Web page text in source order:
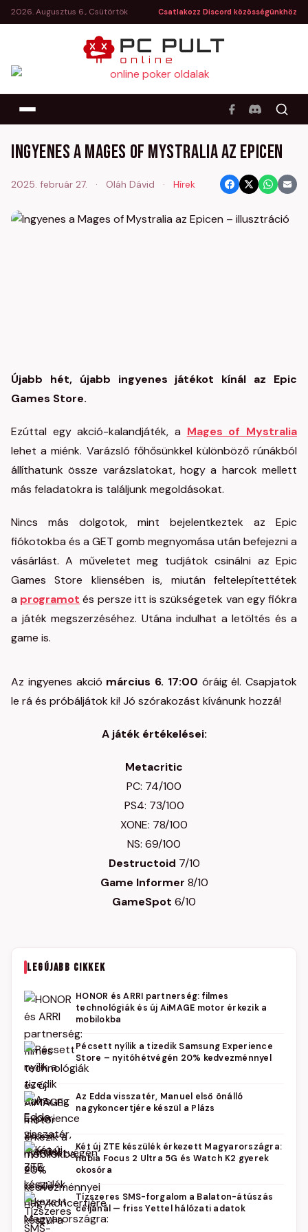
2026. Augusztus 6., Csütörtök Csatlakozz Discord közösségünkhöz
Ingyenes a Mages of Mystralia az Epicen
2025. február 27. · Oláh Dávid · Hírek
Újabb hét, újabb ingyenes játékot kínál az Epic
Games Store.
Ezúttal egy akció-kalandjáték, a Mages of Mystralia
lehet a miénk. Varázsló főhősünkkel különböző rúnákból
állíthatunk össze varázslatokat, hogy a harcok mellett
más feladatokra is találjunk megoldásokat.
Nincs más dolgotok, mint bejelentkeztek az Epic
fiókotokba és a GET gomb megnyomása után befejezni a
vásárlást. A műveletet meg tudjátok csinálni az Epic
Games Store kliensében is, miután feltelepítettétek
a programot és persze itt is szükségetek van egy fiókra
a játék megszerzéséhez. Utána indulhat a letöltés és a
game is.
Az ingyenes akció március 6. 17:00 óráig él. Csapjatok
le rá és próbáljátok ki! Jó szórakozást kívánunk hozzá!
A játék értékelései:
Metacritic
PC: 74/100
PS4: 73/100
XONE: 78/100
NS: 69/100
Destructoid 7/10
Game Informer 8/10
GameSpot 6/10
LEGÚJABB CIKKEK
HONOR és ARRI partnerség: filmes
technológiák és új AiMAGE motor érkezik a
mobilokba
Pécsett nyílik a tizedik Samsung Experience
Store – nyitóhétvégén 20% kedvezménnyel
Az Edda visszatér, Manuel első önálló
nagykoncertjére készül a Plázs
Két új ZTE készülék érkezett Magyarországra:
nubia Focus 2 Ultra 5G és Watch K2 gyerek
okosóra
Tízszeres SMS-forgalom a Balaton-átúszás
céljánál — friss Yettel hálózati adatok